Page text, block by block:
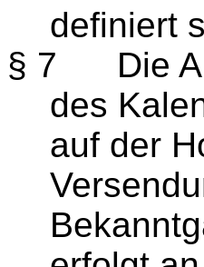
definiert
§ 7
Die
des
auf der